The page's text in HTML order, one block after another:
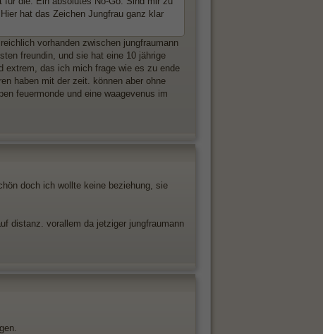
hat das Zeichen Jungfrau ganz klar
vorhanden zwischen jungfraumann
freundin, und sie hat eine 10 jährige
extrem, das ich mich frage wie es zu ende
haben mit der zeit. können aber ohne
feuermonde und eine waagevenus im
doch ich wollte keine beziehung, sie
distanz. vorallem da jetziger jungfraumann